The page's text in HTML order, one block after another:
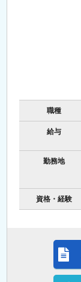
職種
給与
勤務地
資格・経験